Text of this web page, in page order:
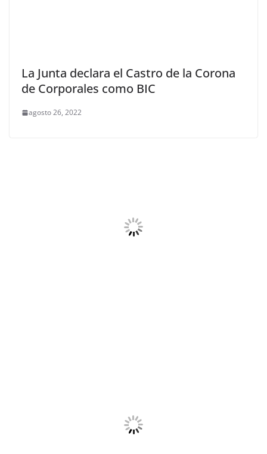
La Junta declara el Castro de la Corona
de Corporales como BIC
agosto 26, 2022